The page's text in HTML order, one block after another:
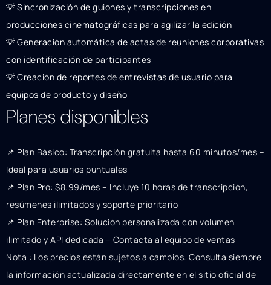
💡 Sincronización de guiones y transcripciones en
producciones cinematográficas para agilizar la edición
💡 Generación automática de actas de reuniones corporativas
con identificación de participantes
💡 Creación de reportes de entrevistas de usuario para
equipos de producto y diseño
Planes disponibles
📌 Plan Básico: Transcripción gratuita hasta 60 minutos/mes –
Ideal para usuarios puntuales
📌 Plan Pro: $8.99/mes – Incluye 10 horas de transcripción,
resúmenes ilimitados y soporte prioritario
📌 Plan Enterprise: Solución personalizada con volumen
ilimitado y API dedicada – Contacta al equipo de ventas
Nota : Los precios están sujetos a cambios. Consulta siempre
la información actualizada directamente en el sitio oficial de